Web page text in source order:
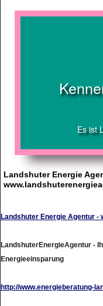
Es ist
Landshuter Energie
Landshuter Energie Agentur -
LandshuterEnergieAgentur -
Energieeinsparung
http://www.energieberatung-